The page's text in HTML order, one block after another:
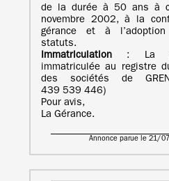
de la durée à 50 ans à
novembre 2002, à la
gérance et à
statuts.
Immatriculation : La
immatriculée au registre
des sociétés de
439 539 446)
Pour avis,
La Gérance.
Annonce parue le 21/